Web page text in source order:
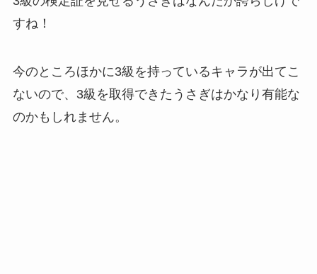
すね！
今のところほかに3級を持っているキャラが出てこ
ないので、3級を取得できたうさぎはかなり有能な
のかもしれません。